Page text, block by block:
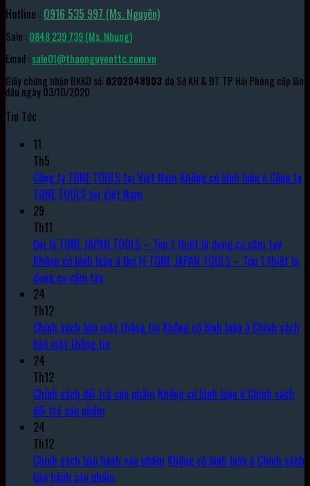
Hotline : 0916 535 997 (Ms. Nguyên)
Sale :0848 239 739 (Ms. Nhung)
Email :sale01@thaonguyenttc.com.vn
Giấy chứng nhận ĐKKD số:0202048903 do Sở KH & ĐT TP Hải Phòng cấp lần
đầu ngày 03/10/2020
Tin Tức
11
Th5
Công ty TONE TOOLS tại Việt Nam Không có bình luận ở Công ty
TONE TOOLS tại Việt Nam
29
Th11
Đại lý TONE JAPAN TOOLS – Top 1 thiết bị dụng cụ cầm tay
Không có bình luận ở Đại lý TONE JAPAN TOOLS – Top 1 thiết bị
dụng cụ cầm tay
24
Th12
Chính sách bảo mật thông tin Không có bình luận ở Chính sách
bảo mật thông tin
24
Th12
Chính sách đổi trả sản phẩm Không có bình luận ở Chính sách
đổi trả sản phẩm
24
Th12
Chính sách bảo hành sản phẩm Không có bình luận ở Chính sách
bảo hành sản phẩm